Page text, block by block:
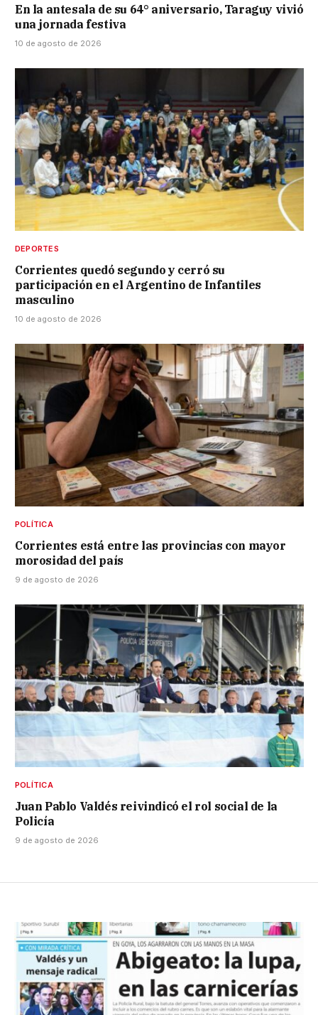
En la antesala de su 64° aniversario, Taraguy vivió
una jornada festiva
10 de agosto de 2026
DEPORTES
Corrientes quedó segundo y cerró su
participación en el Argentino de Infantiles
masculino
10 de agosto de 2026
POLÍTICA
Corrientes está entre las provincias con mayor
morosidad del país
9 de agosto de 2026
POLÍTICA
Juan Pablo Valdés reivindicó el rol social de la
Policía
9 de agosto de 2026